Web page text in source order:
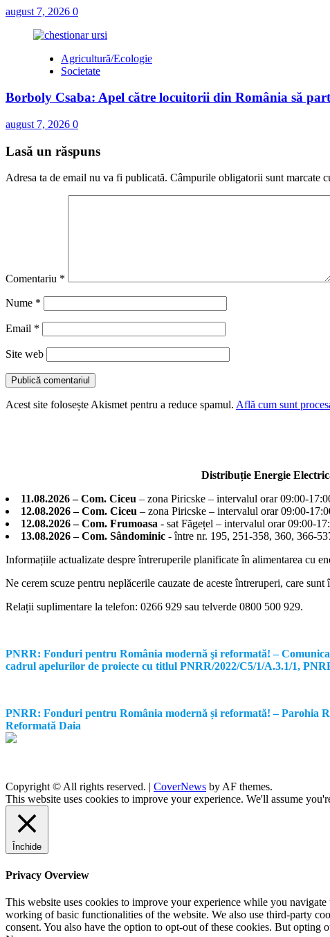
august 7, 2026 0
Agricultură/Ecologie
Societate
Borboly Csaba: Apel către locuitorii din România să
august 7, 2026 0
Lasă un răspuns
Adresa ta de email nu va fi publicată. Câmpurile obligatorii sunt marcate
Comentariu *
Nume *
Email *
Site web
Acest site folosește Akismet pentru a reduce spamul. Află cum sunt
Distribuție Energie
11.08.2026 – Com. Ciceu – zona Piricske – intervalul orar 09:00-
12.08.2026 – Com. Ciceu – zona Piricske – intervalul orar 09:00-
12.08.2026 – Com. Frumoasa - sat Făgețel – intervalul orar 09:00-
13.08.2026 – Com. Sândominic - între nr. 195, 251-358, 360, 366-
Informațiile actualizate despre întreruperile planificate în alimentarea cu
Ne cerem scuze pentru neplăcerile cauzate de aceste întreruperi, care
Relații suplimentare la telefon: 0266 929 sau telverde 0800 500 929.
PNRR: Fonduri pentru România modernă şi reformată! –
cadrul apelurilor de proiecte cu titlul PNRR/2022/C5/1/A.3.1/1,
PNRR: Fonduri pentru România modernă și reformată! – Parohia
Reformată Daia
Copyright © All rights reserved. | CoverNews by AF themes.
This website uses cookies to improve your experience. We'll assume
Închide
Privacy Overview
This website uses cookies to improve your experience while you
working of basic functionalities of the website. We also use third-party
consent. You also have the option to opt-out of these cookies. But